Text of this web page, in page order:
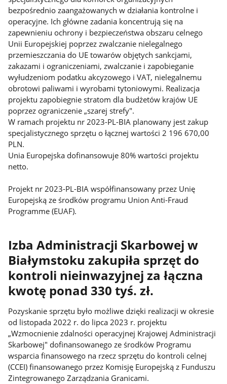
bezpośrednio zaangażowanych w działania kontrolne i
operacyjne. Ich główne zadania koncentrują się na
zapewnieniu ochrony i bezpieczeństwa obszaru celnego
Unii Europejskiej poprzez zwalczanie nielegalnego
przemieszczania do UE towarów objętych sankcjami,
zakazami i ograniczeniami, zwalczanie i zapobieganie
wyłudzeniom podatku akcyzowego i VAT, nielegalnemu
obrotowi paliwami i wyrobami tytoniowymi. Realizacja
projektu zapobiegnie stratom dla budżetów krajów UE
poprzez ograniczenie „szarej strefy".
W ramach projektu nr 2023-PL-BIA planowany jest zakup
specjalistycznego sprzętu o łącznej wartości 2 196 670,00
PLN.
Unia Europejska dofinansowuje 80% wartości projektu
netto.
Projekt nr 2023-PL-BIA współfinansowany przez Unię
Europejską ze środków programu Union Anti-Fraud
Programme (EUAF).
Izba Administracji Skarbowej w
Białymstoku zakupiła sprzęt do
kontroli nieinwazyjnej za łączna
kwotę ponad 330 tyś. zł.
Pozyskanie sprzętu było możliwe dzięki realizacji w okresie
od listopada 2022 r. do lipca 2023 r. projektu
„Wzmocnienie zdalności operacyjnej Krajowej Administracji
Skarbowej" dofinansowanego ze środków Programu
wsparcia finansowego na rzecz sprzętu do kontroli celnej
(CCEI) finansowanego przez Komisję Europejską z Funduszu
Zintegrowanego Zarządzania Granicami.